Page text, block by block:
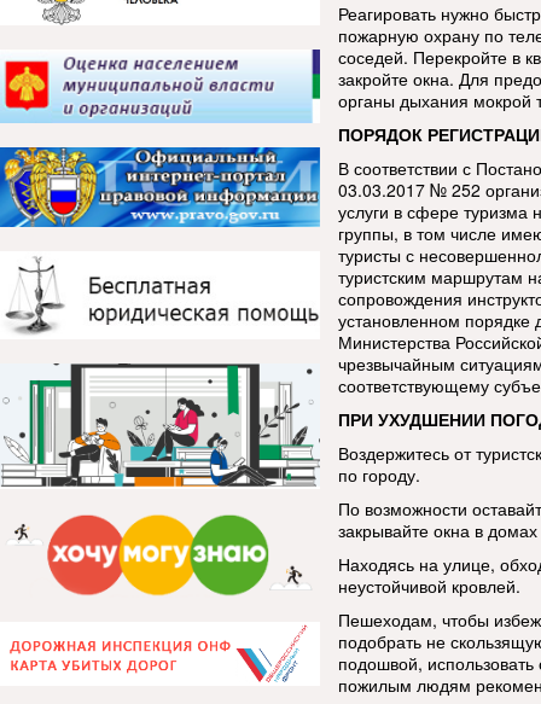
Реагировать нужно
пожарную охрану по
соседей. Перекройте в
закройте окна. Для
органы дыхания мокрой
ПОРЯДОК
В соответствии с
03.03.2017 № 252
услуги в сфере туризма
группы, в том числе
туристы с
туристским маршрутам
сопровождения
установленном
Министерства
чрезвычайным
соответствующему
ПРИ УХУДШЕНИИ
Воздержитесь от
по городу.
По возможности
закрывайте окна в
Находясь на улице,
неустойчивой кровлей.
Пешеходам, чтобы
подобрать не
подошвой,
пожилым людям